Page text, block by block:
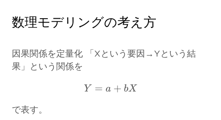
数理モデリングの考え方
因果関係を定量化 「Xという要因→Yという結
果」という関係を
Y=a+bX
Y = a + bX
で表す。